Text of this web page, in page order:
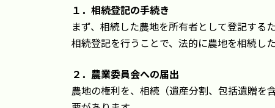
時
:
１．相続登記の手続き
まず、相続した農地を所有者として登記する
相続登記を行うことで、法的に農地を相続し
２．農業委員会への届出
農地の権利を、相続（遺産分割、包括遺贈を